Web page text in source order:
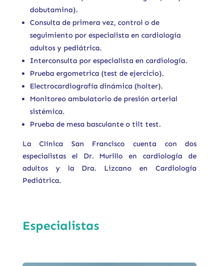
dobutamina).
Consulta de primera vez, control o de
seguimiento por especialista en cardiología
adultos y pediátrica.
Interconsulta por especialista en cardiología.
Prueba ergometrica (test de ejercicio).
Electrocardiografía dinámica (holter).
Monitoreo ambulatorio de presión arterial
sistémica.
Prueba de mesa basculante o tilt test.
La Clínica San Francisco cuenta con dos
especialistas el Dr. Murillo en cardiología de
adultos y la Dra. Lizcano en Cardiología
Pediátrica.
Especialistas